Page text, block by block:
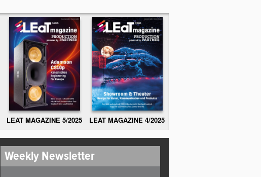
LEAT MAGAZINE 5/2025 LEAT MAGAZINE 4/2025
Weekly Newsletter